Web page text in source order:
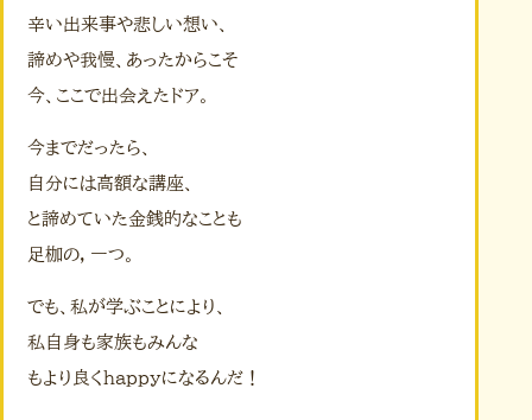
辛い出来事や悲しい想い、
諦めや我慢、あったからこそ
今、ここで出会えたドア。
今までだったら、
自分には高額な講座、
と諦めていた金銭的なことも
足枷の，一つ。
でも、私が学ぶことにより、
私自身も家族もみんな
もより良くhappyになるんだ！